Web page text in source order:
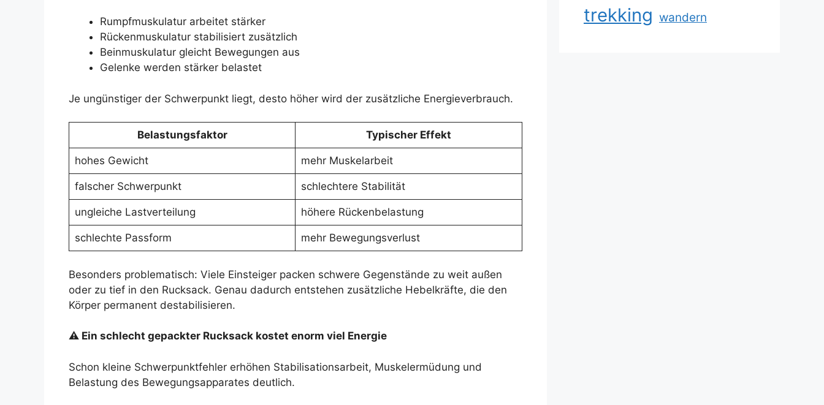
Rumpfmuskulatur arbeitet stärker
Rückenmuskulatur stabilisiert zusätzlich
Beinmuskulatur gleicht Bewegungen aus
Gelenke werden stärker belastet
Je ungünstiger der Schwerpunkt liegt, desto höher wird der zusätzliche Energieverbrauch.
Belastungsfaktor Typischer Effekt
hohes Gewicht mehr Muskelarbeit
falscher Schwerpunkt schlechtere Stabilität
ungleiche Lastverteilung höhere Rückenbelastung
schlechte Passform mehr Bewegungsverlust
Besonders problematisch: Viele Einsteiger packen schwere Gegenstände zu weit außen
oder zu tief in den Rucksack. Genau dadurch entstehen zusätzliche Hebelkräfte, die den
Körper permanent destabilisieren.
⚠ Ein schlecht gepackter Rucksack kostet enorm viel Energie
Schon kleine Schwerpunktfehler erhöhen Stabilisationsarbeit, Muskelermüdung und
Belastung des Bewegungsapparates deutlich.
trekking wandern